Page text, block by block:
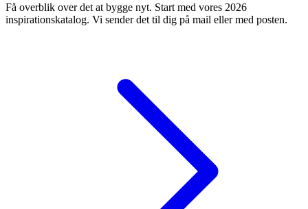
Få overblik over det at bygge nyt. Start med vores 2026
inspirationskatalog. Vi sender det til dig på mail eller med posten.